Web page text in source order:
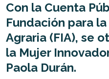
Con la Cuenta
Fundación para
Agraria (FIA), se
la Mujer
Paola Durán.